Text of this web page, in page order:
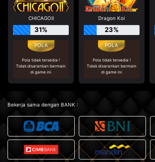
CHICAGOⅡ
31%
Pola tidak tersedia !
Tidak disarankan bermain
di game ini
Dragon Koi
23%
Pola tidak tersedia !
Tidak disarankan bermain
di game ini
Bekerja sama dengan BANK :